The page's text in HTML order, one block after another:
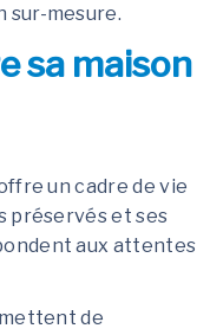
sur-mesure.
sa maison
un cadre de vie
préservés et ses
aux attentes
de